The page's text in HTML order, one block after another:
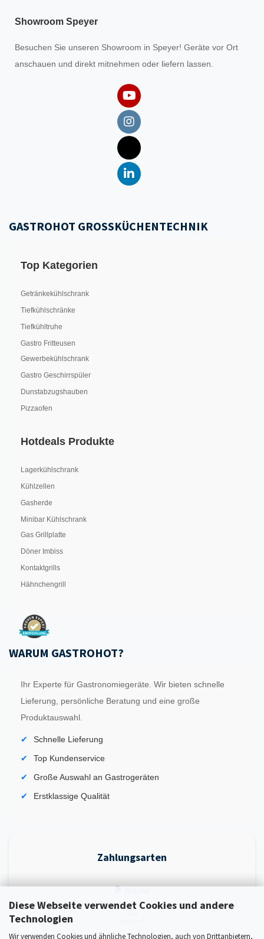
Diese Webseite verwendet Cookies und andere
Technologien
Wir verwenden Cookies und ähnliche Technologien, auch von Drittanbietern,
Showroom Speyer
Besuchen Sie unseren Showroom in Speyer! Geräte vor Ort
anschauen und direkt mitnehmen oder liefern lassen.
GASTROHOT GROSSKÜCHENTECHNIK
Top Kategorien
Getränkekühlschrank
Tiefkühlschränke
Tiefkühltruhe
Gastro Fritteusen
Gewerbekühlschrank
Gastro Geschirrspüler
Dunstabzugshauben
Pizzaofen
Hotdeals Produkte
Lagerkühlschrank
Kühlzellen
Gasherde
Minibar Kühlschrank
Gas Grillplatte
Döner Imbiss
Kontaktgrills
Hähnchengrill
WARUM GASTROHOT?
Ihr Experte für Gastronomiegeräte. Wir bieten schnelle
Lieferung, persönliche Beratung und eine große
Produktauswahl.
Schnelle Lieferung
Top Kundenservice
Große Auswahl an Gastrogeräten
Erstklassige Qualität
Zahlungsarten